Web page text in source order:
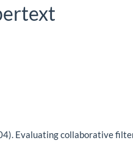
Evaluating collaborative